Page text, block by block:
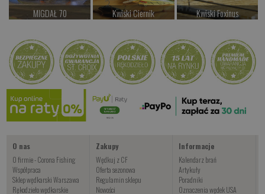
MIGDAŁ 70
Kup teraz >
Kwiski Ciernik
Kup teraz >
Kwiski Foxinus
Kup teraz >
Wahadłówki pstrągowe
od 22.00 PLN
Kup teraz >
O nas
O firmie - Corona Fishing
Współpraca
Sklep wędkarski Warszawa
Rękodzieło wędkarskie
Zakupy
Wędkuj z CF
Oferta sezonowa
Regulamin sklepu
Nowości
Informacje
Kalendarz brań
Artykuły
Poradniki
Oznaczenia wędek USA